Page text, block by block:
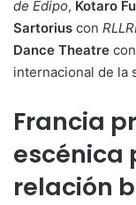
de Edipo, Kotaro
Sartorius con
Dance Theatre con
internacional de la
Francia
escénica
relación